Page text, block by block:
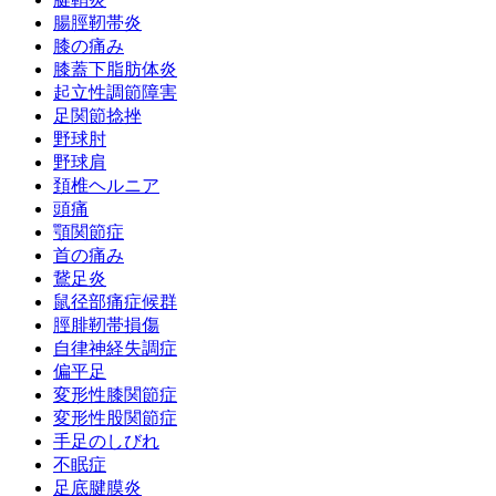
腸脛靭帯炎
膝の痛み
膝蓋下脂肪体炎
起立性調節障害
足関節捻挫
野球肘
野球肩
頚椎ヘルニア
頭痛
顎関節症
首の痛み
鵞足炎
鼠径部痛症候群
脛腓靭帯損傷
自律神経失調症
偏平足
変形性膝関節症
変形性股関節症
手足のしびれ
不眠症
足底腱膜炎